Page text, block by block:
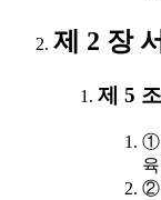
제 2 장
제 5
①
②